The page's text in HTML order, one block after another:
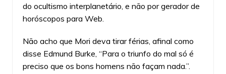
do ocultismo interplanetário, e não por gerador de
horóscopos para Web.
Não acho que Mori deva tirar férias, afinal como
disse Edmund Burke, “Para o triunfo do mal só é
preciso que os bons homens não façam nada.”.